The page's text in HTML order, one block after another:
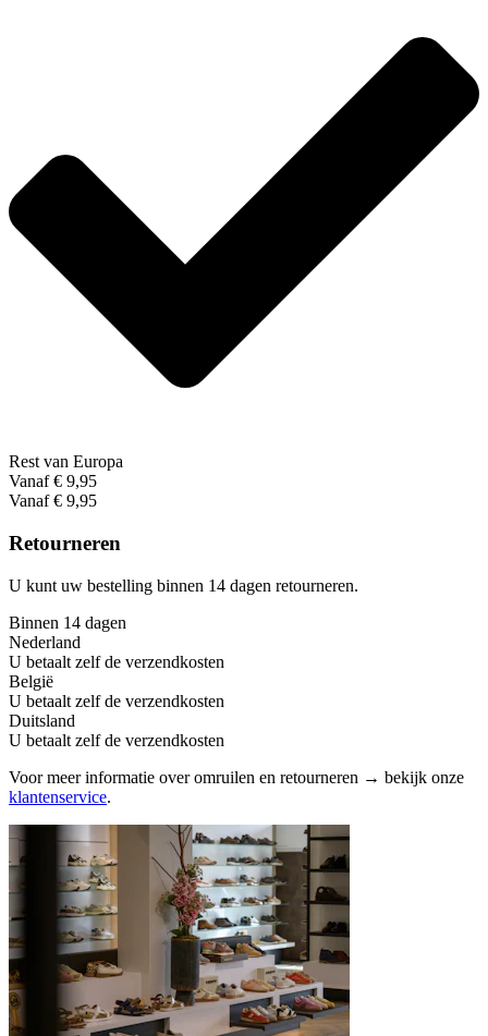
Rest van Europa
Vanaf € 9,95
Vanaf € 9,95
Retourneren
U kunt uw bestelling binnen 14 dagen retourneren.
Binnen 14 dagen
Nederland
U betaalt zelf de verzendkosten
België
U betaalt zelf de verzendkosten
Duitsland
U betaalt zelf de verzendkosten
Voor meer informatie over omruilen en retourneren → bekijk onze
klantenservice.